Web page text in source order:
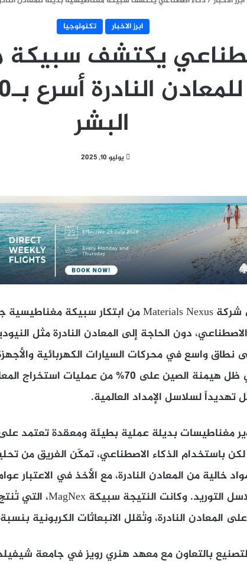
ابرز الاخبار
تكنولوجيا
يكتشف سبيكة
البشر
يوليو 10, 2025
دون الحاجة إلى المعادن النادرة مثل
واسع في محركات السيارات الكهربائية
تهديداً لسلاسل الإمداد العالمية.
مغناطيسات بديلة عملية بطيئة ومعقدة تعتمد على
خالية من المعادن النادرة، مع الأخذ في الاعتبار
المعادن النادرة، وتُقلل الانبعاثات الكربونية بنسبة 70%.
بالتعاون مع معهد هنري رويز في جامعة